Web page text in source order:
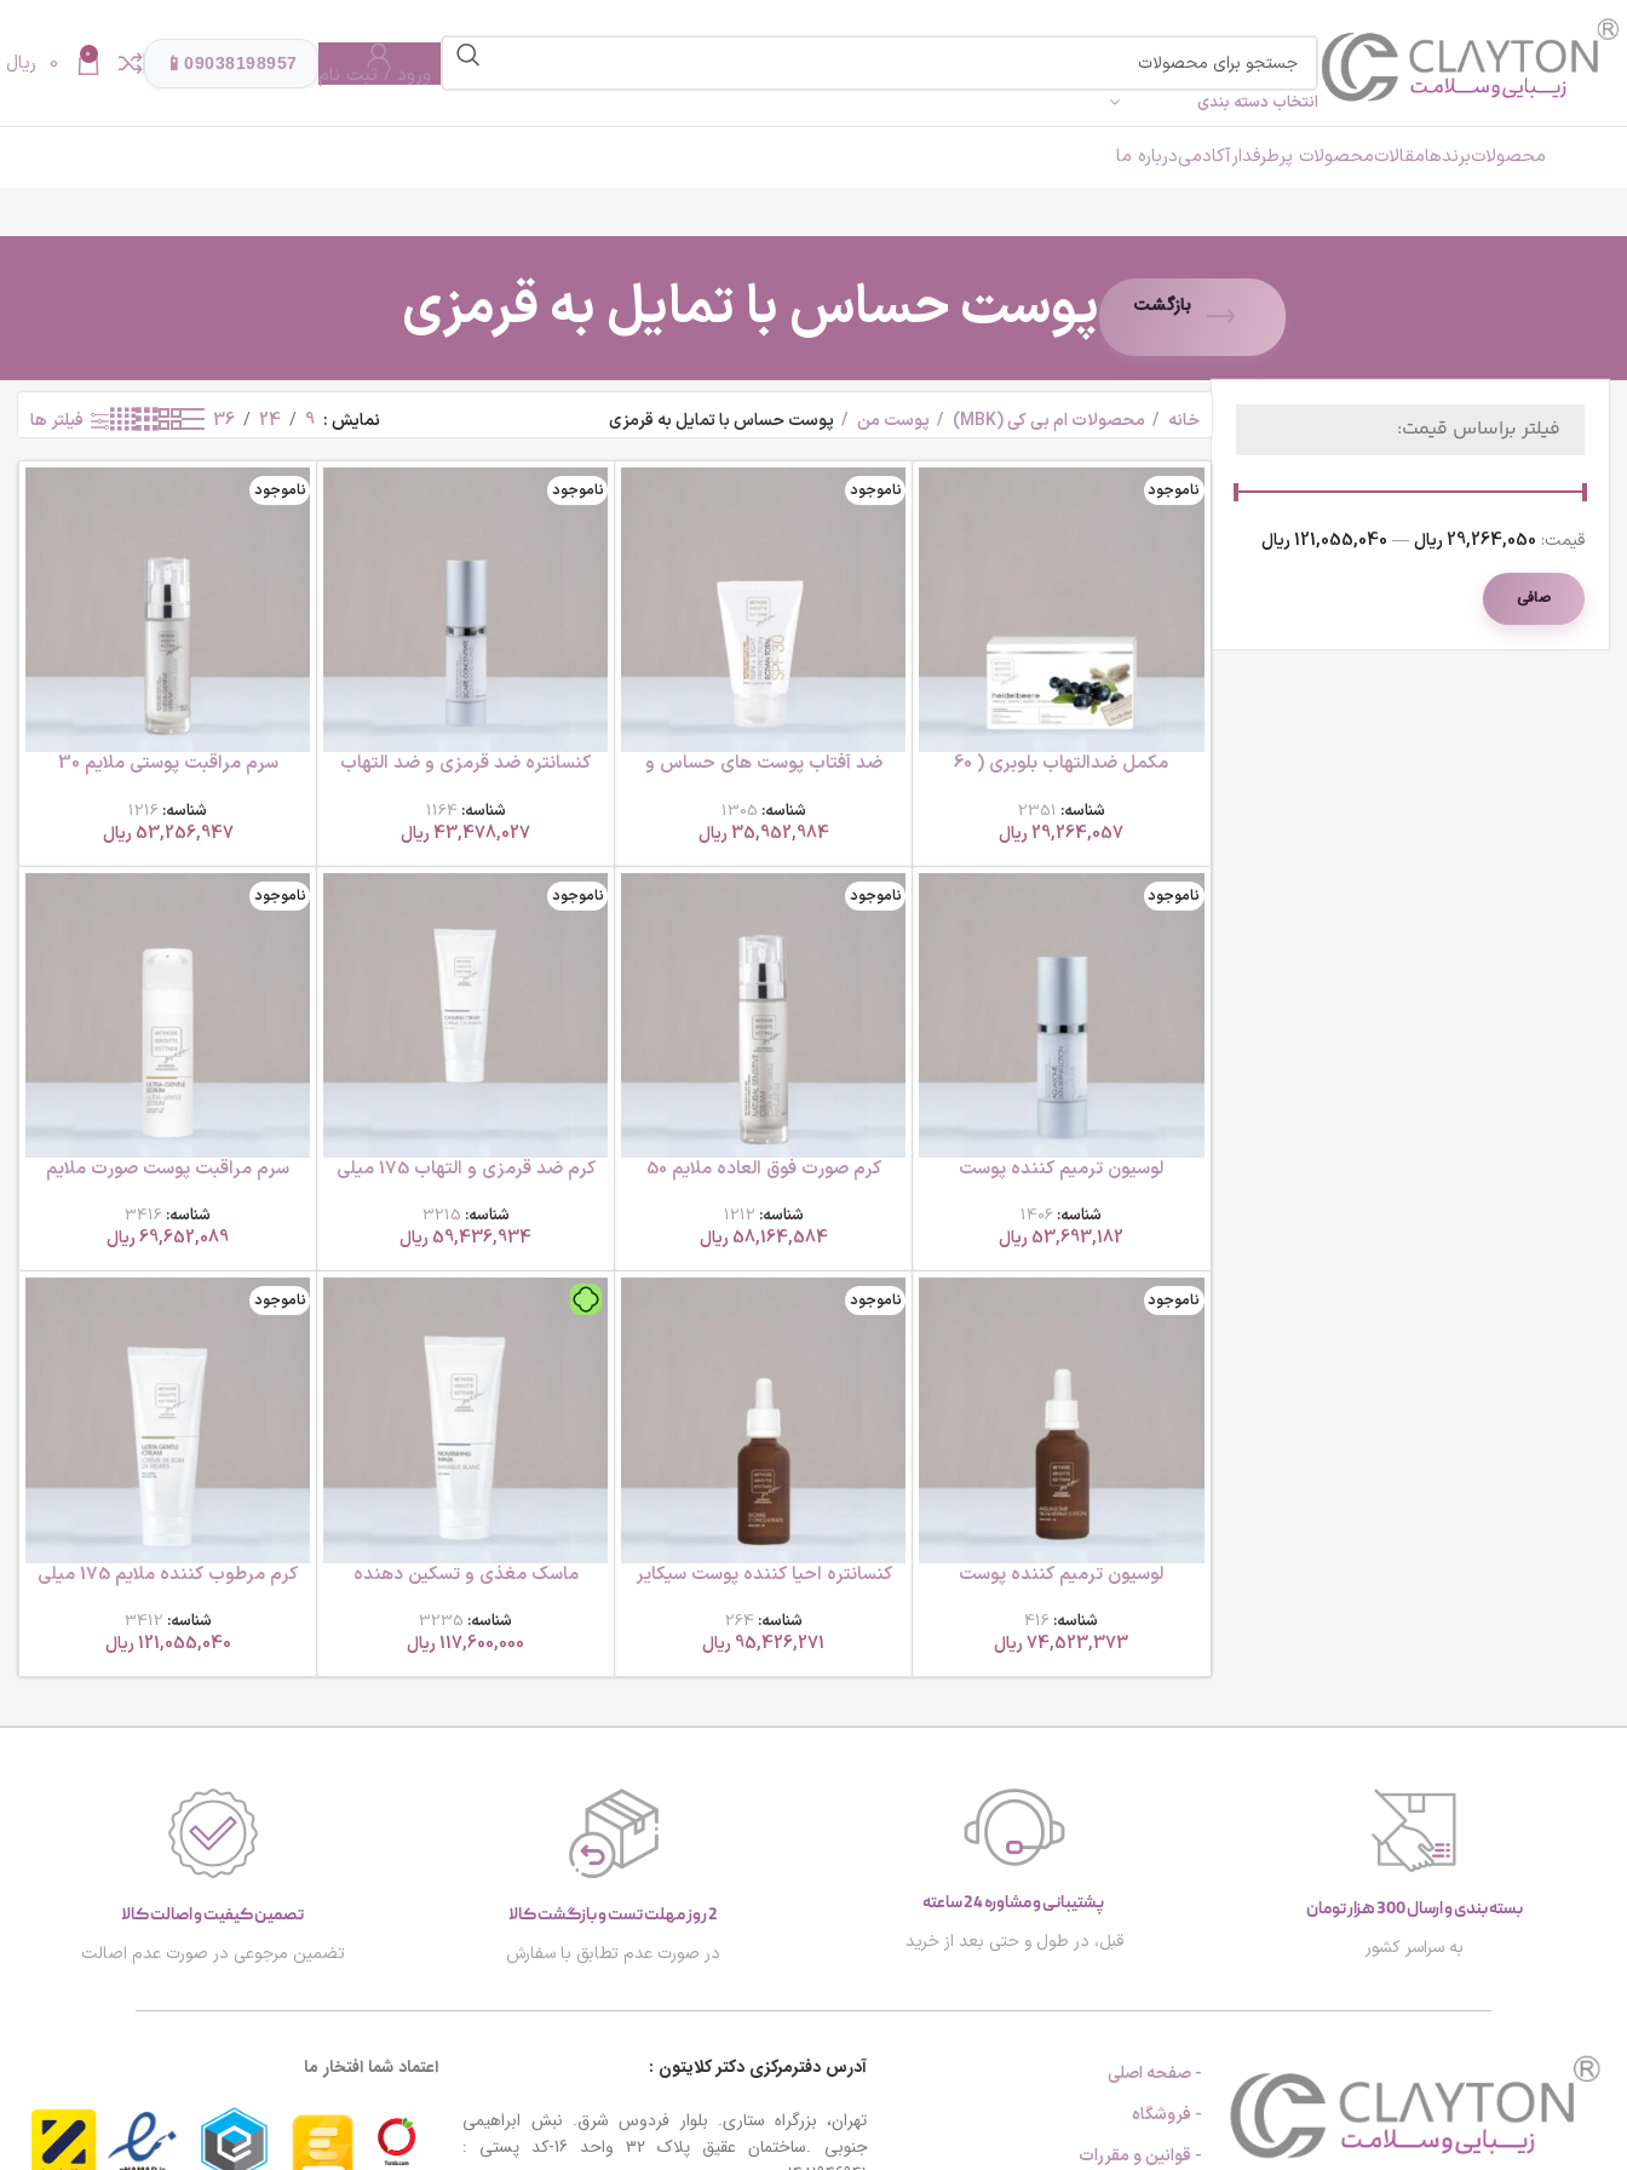
انتخاب دسته بندی
ورود / ثبت نام 📱 09038198957
0
0 ریال
محصولاتبرندهامقالاتمحصولات پرطرفدارآکادمیدرباره ما
بازگشت پوست حساس با تمایل به قرمزی
فیلتر براساس قیمت:
صافی
قيمت: 29,264,050 ریال — 121,055,040 ریال
خانه محصولات ام بی کی (MBK) پوست من پوست حساس با تمایل به قرمزی نمایش 9
24
36 فیلتر ها
ناموجود
مکمل ضدالتهاب بلوبری ( 60
شناسه: 2351
29,264,057 ریال
ناموجود
ضد آفتاب پوست های حساس و
شناسه: 1305
35,952,984 ریال
ناموجود
کنسانتره ضد قرمزی و ضد التهاب
شناسه: 1164
43,478,027 ریال
ناموجود
سرم مراقبت پوستی ملایم 30
شناسه: 1216
53,256,947 ریال
ناموجود
لوسیون ترمیم کننده پوست
شناسه: 1406
53,693,182 ریال
ناموجود
کرم صورت فوق العاده ملایم 50
شناسه: 1212
58,164,584 ریال
ناموجود
کرم ضد قرمزی و التهاب 175 میلی
شناسه: 3215
59,436,934 ریال
ناموجود
سرم مراقبت پوست صورت ملایم
شناسه: 3416
69,652,089ریال
ناموجود
لوسیون ترمیم کننده پوست
شناسه: 416
74,523,373 ریال
ناموجود
کنسانتره احیا کننده پوست سیکایر
شناسه: 264
95,426,271 ریال
ماسک مغذی و تسکین دهنده
شناسه: 3235
117,600,000ریال
ناموجود
کرم مرطوب کننده ملایم 175 میلی
شناسه: 3412
121,055,040ریال
بسته بندی و ارسال 300 هزار تومان
به سراسر کشور
پشتیبانی و مشاوره 24 ساعته
قبل، در طول و حتی بعد از خرید
2 روز مهلت تست و بازگشت کالا
در صورت عدم تطابق با سفارش
تصمین کیفیت و اصالت کالا
تضمین مرجوعی در صورت عدم اصالت
- صفحه اصلی
- فروشگاه
- قوانین و مقررات
آدرس دفترمرکزی دکتر کلایتون :
تهران، بزرگراه ستاری. بلوار فردوس شرق. نبش ابراهیمی
جنوبی .ساختمان عقیق پلاک ۳۲ واحد 16-کد پستی :
اعتماد شما افتخار ما